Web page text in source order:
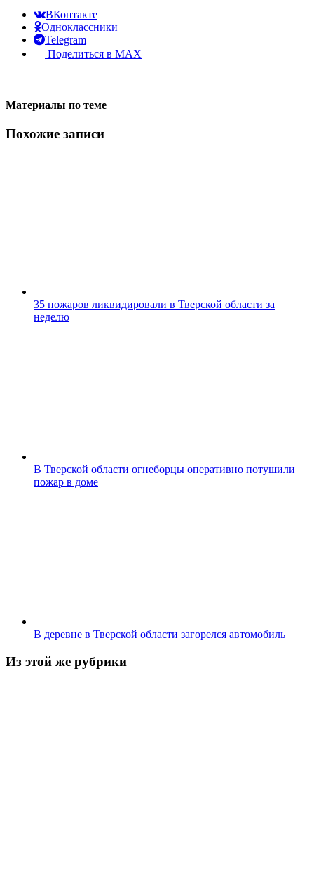
ВКонтакте
Одноклассники
Telegram
Поделиться в MAX
Материалы по теме
Похожие записи
35 пожаров ликвидировали в Тверской области за
неделю
В Тверской области огнеборцы оперативно потушили
пожар в доме
В деревне в Тверской области загорелся автомобиль
Из этой же рубрики